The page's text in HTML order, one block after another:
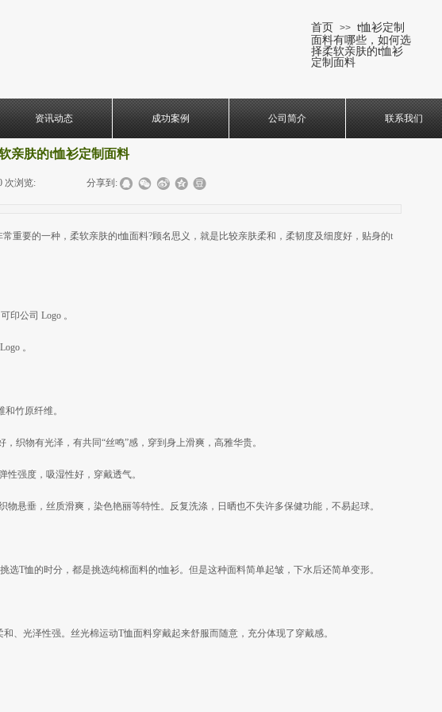
首页 >> t恤衫定制
面料有哪些，如何选
择柔软亲肤的t恤衫
定制面料
资讯动态 成功案例 公司简介 联系我们
亲肤的t恤衫定制面料
次浏览: 分享到:
重要的一种，柔软亲肤的t恤面料?顾名思义，就是比较亲肤柔和，柔韧度及细度好，贴身的t
印公司 Logo 。
。
竹原纤维。
织物有光泽，有共同“丝鸣”感，穿到身上滑爽，高雅华贵。
强度，吸湿性好，穿戴透气。
悬垂，丝质滑爽，染色艳丽等特性。反复洗涤，日晒也不失许多保健功能，不易起球。
T恤的时分，都是挑选纯棉面料的t恤衫。但是这种面料简单起皱，下水后还简单变形。
、光泽性强。丝光棉运动T恤面料穿戴起来舒服而随意，充分体现了穿戴感。